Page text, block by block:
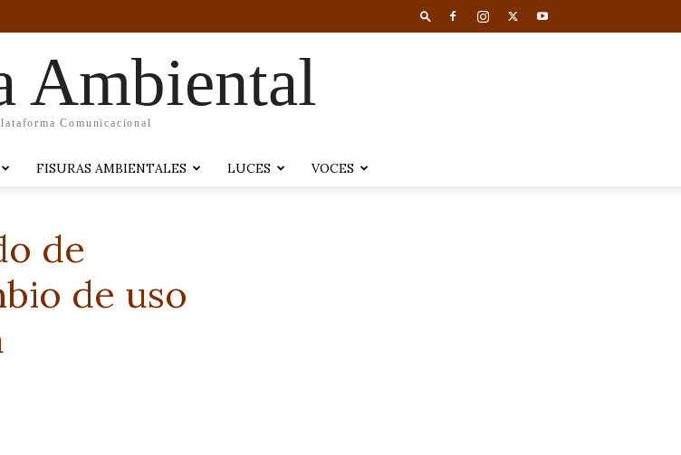
Ambiental
Comunicacional
FISURAS AMBIENTALES LUCES VOCES
de
de uso